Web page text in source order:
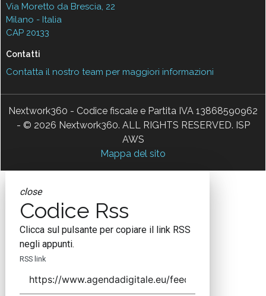
Via Moretto da Brescia, 22
Milano - Italia
CAP 20133
Contatti
Contatta il nostro team per maggiori informazioni
Nextwork360 - Codice fiscale e Partita IVA 13868590962
- © 2026 Nextwork360. ALL RIGHTS RESERVED. ISP
AWS
Mappa del sito
close
Codice Rss
Clicca sul pulsante per copiare il link RSS
negli appunti.
RSS link